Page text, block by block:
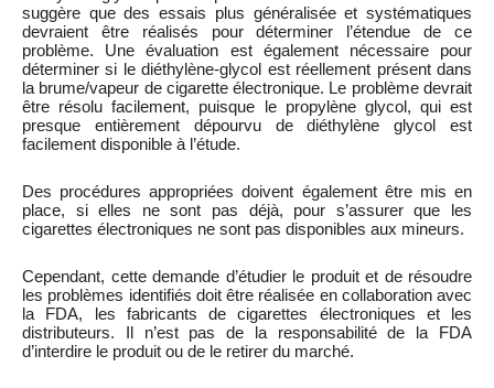
suggère que des essais plus généralisée et systématiques
devraient être réalisés pour déterminer l’étendue de ce
problème. Une évaluation est également nécessaire pour
déterminer si le diéthylène-glycol est réellement présent dans
la brume/vapeur de cigarette électronique. Le problème devrait
être résolu facilement, puisque le propylène glycol, qui est
presque entièrement dépourvu de diéthylène glycol est
facilement disponible à l’étude.
Des procédures appropriées doivent également être mis en
place, si elles ne sont pas déjà, pour s’assurer que les
cigarettes électroniques ne sont pas disponibles aux mineurs.
Cependant, cette demande d’étudier le produit et de résoudre
les problèmes identifiés doit être réalisée en collaboration avec
la FDA, les fabricants de cigarettes électroniques et les
distributeurs. Il n’est pas de la responsabilité de la FDA
d’interdire le produit ou de le retirer du marché.